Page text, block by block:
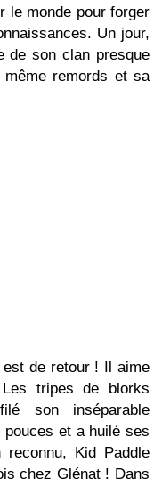
le monde pour forger
Un jour,
de son clan presque
remords et sa
de retour ! Il aime
tripes de blorks
son inséparable
pouces et a huilé ses
Kid Paddle
chez Glénat ! Dans